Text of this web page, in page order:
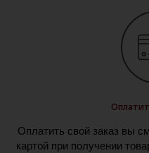
Оплатить свой заказ вы
картой при получении